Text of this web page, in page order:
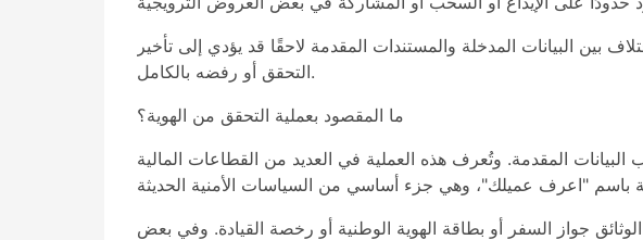
بين البيانات المدخلة والمستندات المقدمة لاحقًا قد يؤدي إلى تأخير
التحقق أو رفضه بالكامل.
ما المقصود بعملية التحقق من الهوية؟
المقدمة. وتُعرف هذه العملية في العديد من القطاعات المالية
جواز السفر أو بطاقة الهوية الوطنية أو رخصة القيادة. وفي بعض